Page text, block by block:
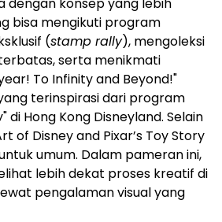
dengan konsep yang lebih
bisa mengikuti program
(stamp rally), mengoleksi
serta menikmati
To Infinity and Beyond!"
terinspirasi dari program
di Hong Kong Disneyland. Selain
of Disney and Pixar’s Toy Story
umum. Dalam pameran ini,
lebih dekat proses kreatif di
pengalaman visual yang